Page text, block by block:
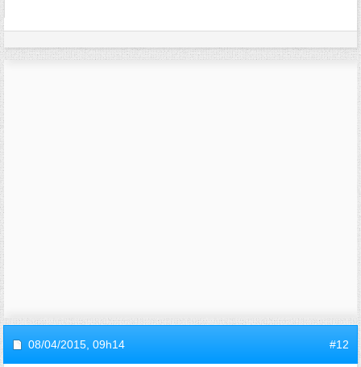
08/04/2015, 09h14 #12